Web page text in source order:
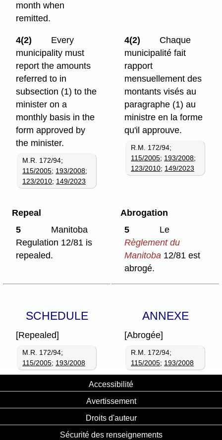
month when
remitted.
4(2)
Every
municipality must
report the amounts
referred to in
subsection (1) to the
minister on a
monthly basis in the
form approved by
the minister.
M.R. 172/94;
115/2005; 193/2008;
123/2010; 149/2023
4(2)
Chaque
municipalité fait
rapport
mensuellement des
montants visés au
paragraphe (1) au
ministre en la forme
qu'il approuve.
R.M. 172/94;
115/2005; 193/2008;
123/2010; 149/2023
Repeal
5
Manitoba
Regulation 12/81 is
repealed.
Abrogation
5
Le
Règlement du
Manitoba 12/81 est
abrogé.
SCHEDULE ANNEXE
[Repealed]
M.R. 172/94;
115/2005; 193/2008
[Abrogée]
R.M. 172/94;
115/2005; 193/2008
Accessibilité
Avertissement
Droits d'auteur
Sécurité des renseignements